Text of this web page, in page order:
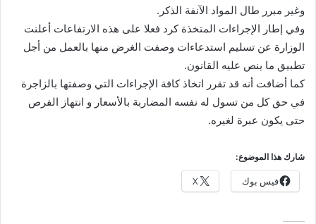
وغير مبرر طال المواد الآنفة الذكر.
وفي إطار الإجراءات المتخذة كرد فعلا على هذه الارتفاعات أعلنت
الوزارة عن تسليم استدعاءات وصفت الغرض منها بالعمل من أجل
تطبيق ما ينص عليه القانون.
كما أضافت أنه قد تقرر اتخاذ كافة الإجراءات التي وصفتها بالزاجرة
في حق كل من تسول له نفسه المضاربة بالأسعار و انتهاز الفرص
حتى يكون عبرة لغيره.
شارك هذا الموضوع:
فيس بوك X